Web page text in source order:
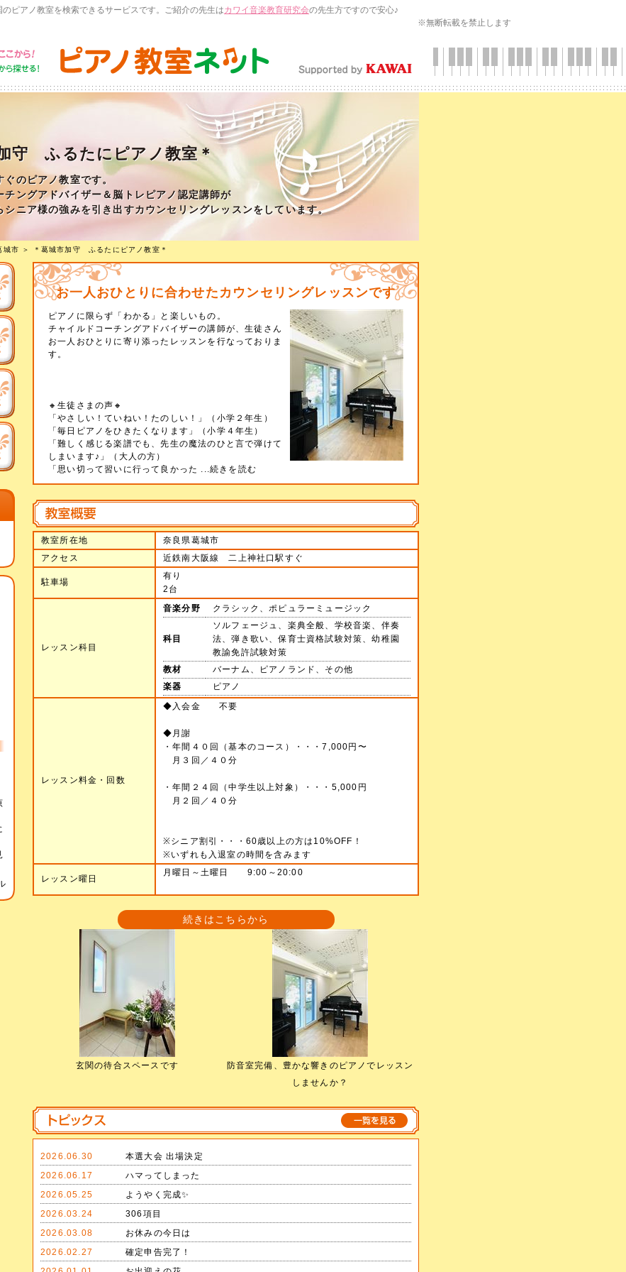
ピアノ教室を検索できるサービスです。ご紹介の先生はカワイ音楽教育研究会の先生方ですので安心♪
※無断転載を禁止します
守 ふるたにピアノ教室＊
のピアノ教室です。
チングアドバイザー＆脳トレピアノ認定講師が
シニア様の強みを引き出すカウンセリングレッスンをしています。
城市 ＞ ＊葛城市加守 ふるたにピアノ教室＊
お一人おひとりに合わせたカウンセリングレッスンです
ピアノに限らず「わかる」と楽しいもの。
チャイルドコーチングアドバイザーの講師が、生徒さん
お一人おひとりに寄り添ったレッスンを行なっておりま
す。
🔸生徒さまの声🔸
「やさしい！ていねい！たのしい！」（小学２年生）
「毎日ピアノをひきたくなります」（小学４年生）
「難しく感じる楽譜でも、先生の魔法のひと言で弾けて
しまいます♪」（大人の方）
「思い切って習いに行って良かった ...続きを読む
教室所在地
奈良県葛城市
アクセス
近鉄南大阪線 二上神社口駅すぐ
駐車場
有り
2台
レッスン科目
音楽分野 クラシック、ポピュラーミュージック
科目
ソルフェージュ、楽典全般、学校音楽、伴奏
法、弾き歌い、保育士資格試験対策、幼稚園
教諭免許試験対策
教材
バーナム、ピアノランド、その他
楽器
ピアノ
レッスン料金・回数
◆入会金 不要
◆月謝
・年間４０回（基本のコース）・・・7,000円〜
月３回／４０分
・年間２４回（中学生以上対象）・・・5,000円
月２回／４０分
※シニア割引・・・60歳以上の方は10%OFF！
※いずれも入退室の時間を含みます
レッスン曜日
月曜日～土曜日 9:00～20:00
続きはこちらから
玄関の待合スペースです
防音室完備、豊かな響きのピアノでレッスン
しませんか？
2026.06.30
本選大会 出場決定
2026.06.17
ハマってしまった
2026.05.25
ようやく完成✨
2026.03.24
306項目
2026.03.08
お休みの今日は
2026.02.27
確定申告完了！